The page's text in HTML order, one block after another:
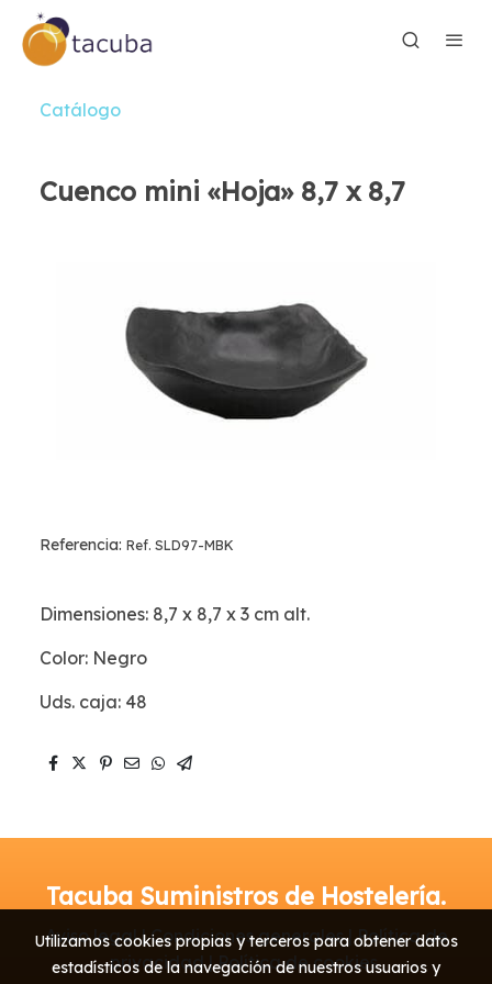
Catálogo
Cuenco mini «Hoja» 8,7 x 8,7
Referencia: Ref. SLD97-MBK
Dimensiones: 8,7 x 8,7 x 3 cm alt.
Color: Negro
Uds. caja: 48
Tacuba Suministros de Hostelería.
Aviso legal | Condiciones generales | Política de
privacidad | Política de cookies
Utilizamos cookies propias y terceros para obtener datos
estadísticos de la navegación de nuestros usuarios y